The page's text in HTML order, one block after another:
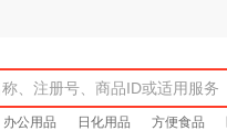
办公用品 日化用品 方便食品